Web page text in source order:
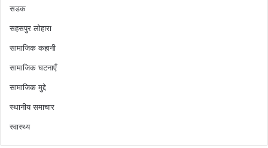
सडक
सहसपुर लोहारा
सामाजिक कहानी
सामाजिक घटनाएँ
सामाजिक मुद्दे
स्थानीय समाचार
स्वास्थ्य